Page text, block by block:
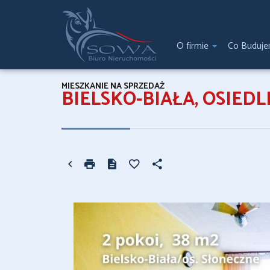
O firmie Co
BIELSKO-BIAŁA,
MIESZKANIE NA SPRZEDAŻ